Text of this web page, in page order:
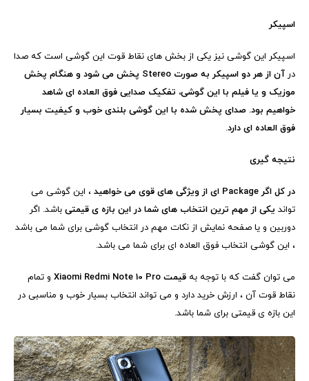
اسپیکر
اسپیکر این گوشی نیز یکی از بخش های نقاط قوت این گوشی است که صدا
در آن از هر دو اسپیکر به صورت Stereo پخش می شود و هنگام پخش
موزیک و یا فیلم با این گوشی، تفکیک صدایی فوق العاده ای شاهد
خواهیم بود. صدای پخش شده با این گوشی بلندی خوب و کیفیت بسیار
فوق العاده ای دارد.
نتیجه گیری
در کل اگر Package ای از ویژگی های قوی می خواهید ، این گوشی می
تواند یکی از مهم ترین انتخاب های شما در این بازه ی قیمتی باشد. اگر
دوربین و یا صفحه نمایش از نکات مهم در انتخاب گوشی برای شما می باشد
، این گوشی انتخاب فوق العاده ای برای شما می باشد.
می توان گفت که با توجه به قیمت Xiaomi Redmi Note 10 Pro و تمام
نقاط قوت آن ، ارزش خرید دارد و می تواند انتخاب بسیار خوب و مناسبی در
این بازه ی قیمتی برای شما باشد.